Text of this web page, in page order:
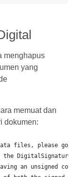
menghapus
yang
memuat dan
dokumen: